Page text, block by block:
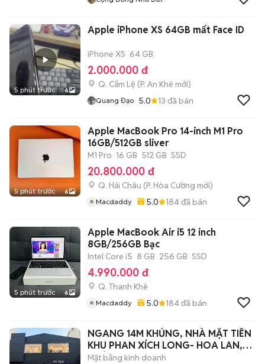
5 phút trước 6
Apple iPhone XS 64GB mất Face ID
iPhone XS 64 GB
2.000.000 đ
Q. Cẩm Lệ (P. An Khê mới)
Quang Đạo 5.0 13 đã bán
5 phút trước 6
Apple MacBook Pro 14-inch M1 Pro
16GB/512GB sliver
M1 Pro 16 GB 512 GB SSD
20.800.000 đ
Q. Hải Châu (P. Hòa Cường mới)
Macdaddy 5.0 184đã bán
5 phút trước 6
Apple MacBook Air i5 12 inch
8GB/256GB Bạc
Intel Core i5 8 GB 256 GB SSD
4.990.000 đ
Q. Thanh Khê
Macdaddy 5.0 184đã bán
NGANG 14M KHỦNG, NHÀ MẶT TIỀN
KHU PHAN XÍCH LONG- HOA LAN,
PHÚ NHUẬN
Mặt bằng kinh doanh